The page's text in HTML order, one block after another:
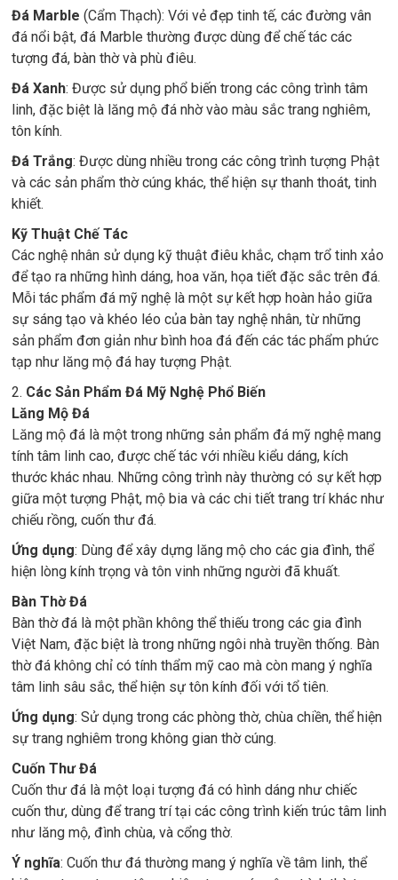
Đá Marble (Cẩm Thạch): Với vẻ đẹp tinh tế, các đường vân
đá nổi bật, đá Marble thường được dùng để chế tác các
tượng đá, bàn thờ và phù điêu.
Đá Xanh: Được sử dụng phổ biến trong các công trình tâm
linh, đặc biệt là lăng mộ đá nhờ vào màu sắc trang nghiêm,
tôn kính.
Đá Trắng: Được dùng nhiều trong các công trình tượng Phật
và các sản phẩm thờ cúng khác, thể hiện sự thanh thoát, tinh
khiết.
Kỹ Thuật Chế Tác
Các nghệ nhân sử dụng kỹ thuật điêu khắc, chạm trổ tinh xảo
để tạo ra những hình dáng, hoa văn, họa tiết đặc sắc trên đá.
Mỗi tác phẩm đá mỹ nghệ là một sự kết hợp hoàn hảo giữa
sự sáng tạo và khéo léo của bàn tay nghệ nhân, từ những
sản phẩm đơn giản như bình hoa đá đến các tác phẩm phức
tạp như lăng mộ đá hay tượng Phật.
2. Các Sản Phẩm Đá Mỹ Nghệ Phổ Biến
Lăng Mộ Đá
Lăng mộ đá là một trong những sản phẩm đá mỹ nghệ mang
tính tâm linh cao, được chế tác với nhiều kiểu dáng, kích
thước khác nhau. Những công trình này thường có sự kết hợp
giữa một tượng Phật, mộ bia và các chi tiết trang trí khác như
chiếu rồng, cuốn thư đá.
Ứng dụng: Dùng để xây dựng lăng mộ cho các gia đình, thể
hiện lòng kính trọng và tôn vinh những người đã khuất.
Bàn Thờ Đá
Bàn thờ đá là một phần không thể thiếu trong các gia đình
Việt Nam, đặc biệt là trong những ngôi nhà truyền thống. Bàn
thờ đá không chỉ có tính thẩm mỹ cao mà còn mang ý nghĩa
tâm linh sâu sắc, thể hiện sự tôn kính đối với tổ tiên.
Ứng dụng: Sử dụng trong các phòng thờ, chùa chiền, thể hiện
sự trang nghiêm trong không gian thờ cúng.
Cuốn Thư Đá
Cuốn thư đá là một loại tượng đá có hình dáng như chiếc
cuốn thư, dùng để trang trí tại các công trình kiến trúc tâm linh
như lăng mộ, đình chùa, và cổng thờ.
Ý nghĩa: Cuốn thư đá thường mang ý nghĩa về tâm linh, thể